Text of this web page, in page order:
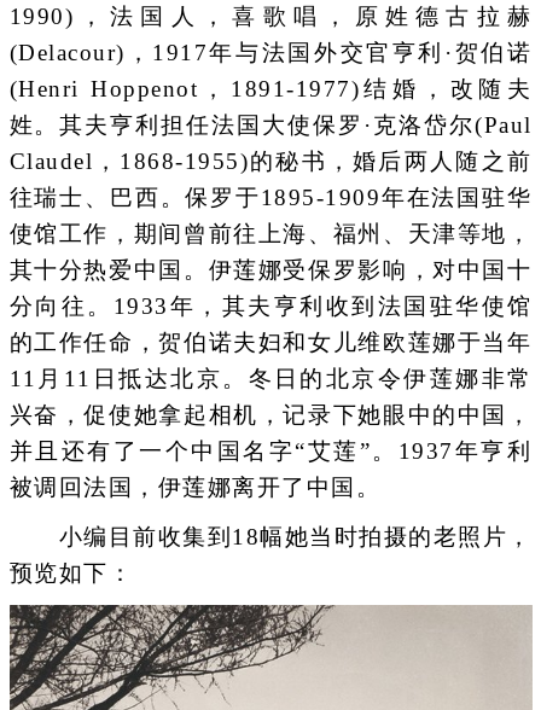
1990)，法国人，喜歌唱，原姓德古拉赫
(Delacour)，1917年与法国外交官亨利·贺伯诺
(Henri Hoppenot，1891-1977)结婚，改随夫
姓。其夫亨利担任法国大使保罗·克洛岱尔(Paul
Claudel，1868-1955)的秘书，婚后两人随之前
往瑞士、巴西。保罗于1895-1909年在法国驻华
使馆工作，期间曾前往上海、福州、天津等地，
其十分热爱中国。伊莲娜受保罗影响，对中国十
分向往。1933年，其夫亨利收到法国驻华使馆
的工作任命，贺伯诺夫妇和女儿维欧莲娜于当年
11月11日抵达北京。冬日的北京令伊莲娜非常
兴奋，促使她拿起相机，记录下她眼中的中国，
并且还有了一个中国名字“艾莲”。1937年亨利
被调回法国，伊莲娜离开了中国。
小编目前收集到18幅她当时拍摄的老照片，
预览如下：